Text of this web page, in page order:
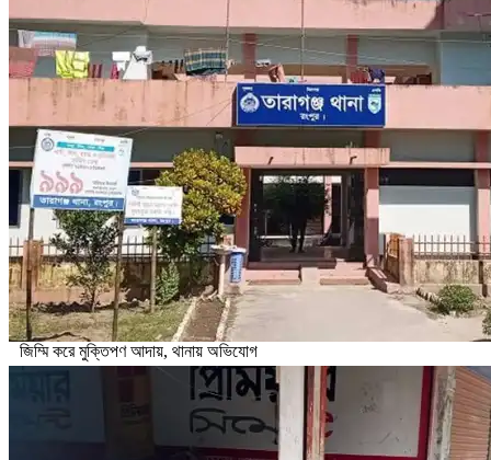
জিম্মি করে মুক্তিপণ আদায়, থানায় অভিযোগ